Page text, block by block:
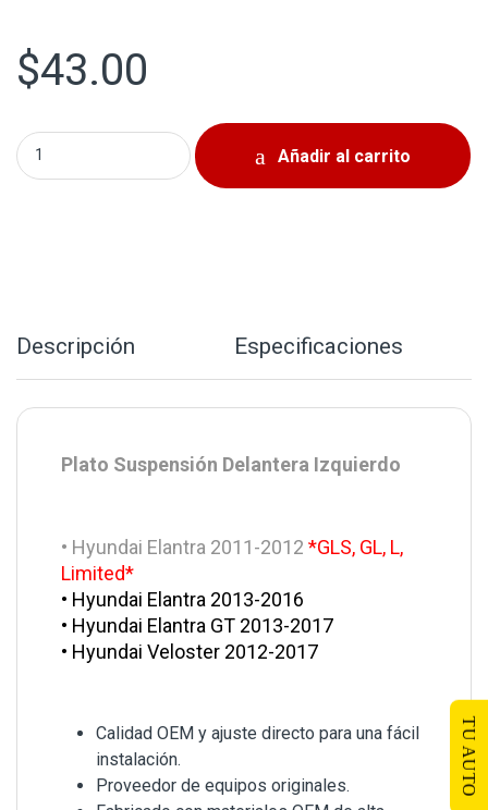
$43.00
Plato Delantero Izquierdo Hyundai Elantra 2011-2016
Añadir al carrito
Descripción Especificaciones
Plato Suspensión Delantera Izquierdo
• Hyundai Elantra 2011-2012 *GLS, GL, L,
Limited*
• Hyundai Elantra 2013-2016
• Hyundai Elantra GT 2013-2017
• Hyundai Veloster 2012-2017
Calidad OEM y ajuste directo para una fácil
instalación.
Proveedor de equipos originales.
TU AUTO